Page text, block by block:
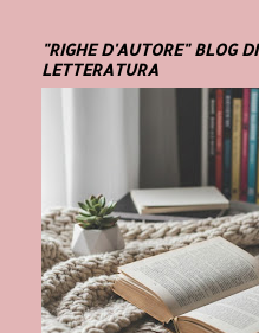
"RIGHE D'AUTORE" BLOG DI
LETTERATURA